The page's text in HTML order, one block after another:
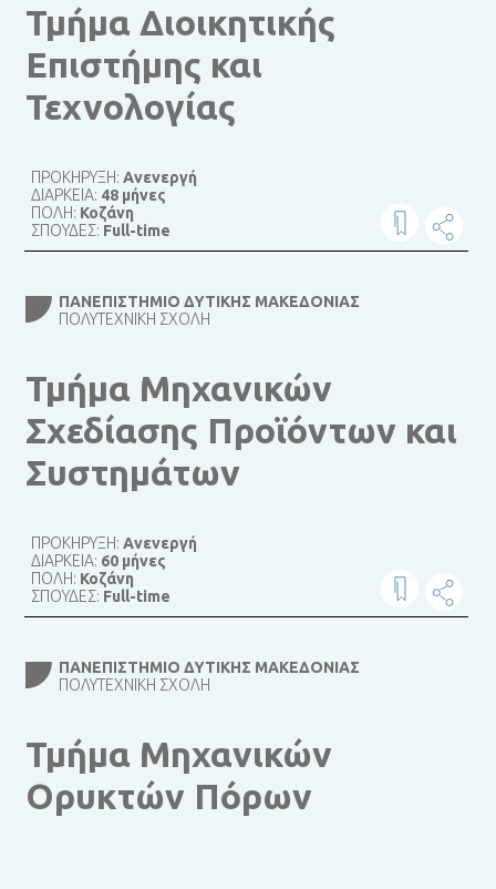
Τμήμα Διοικητικής
Επιστήμης και
Τεχνολογίας
ΠΡΟΚΗΡΥΞΗ:Ανενεργή
ΔΙΑΡΚΕΙΑ: 48 μήνες
ΠΟΛΗ: Κοζάνη
ΣΠΟΥΔΕΣ: Full-time
ΠΑΝΕΠΙΣΤΉΜΙΟ ΔΥΤΙΚΉΣ ΜΑΚΕΔΟΝΊΑΣ
ΠΟΛΥΤΕΧΝΙΚΉ ΣΧΟΛΉ
Τμήμα Μηχανικών
Σχεδίασης Προϊόντων και
Συστημάτων
ΠΡΟΚΗΡΥΞΗ:Ανενεργή
ΔΙΑΡΚΕΙΑ: 60 μήνες
ΠΟΛΗ: Κοζάνη
ΣΠΟΥΔΕΣ: Full-time
ΠΑΝΕΠΙΣΤΉΜΙΟ ΔΥΤΙΚΉΣ ΜΑΚΕΔΟΝΊΑΣ
ΠΟΛΥΤΕΧΝΙΚΉ ΣΧΟΛΉ
Τμήμα Μηχανικών
Ορυκτών Πόρων